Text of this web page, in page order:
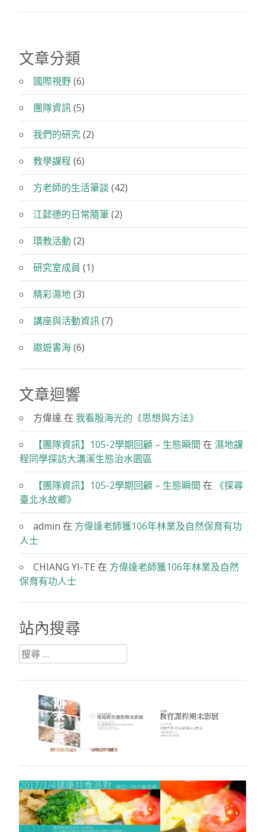
市
山
與
芳
春
茶
行”
文章分類
國際視野(6)
團隊資訊(5)
我們的研究(2)
教學課程 (6)
方老師的生活筆談 (42)
江懿德的日常隨筆(2)
環教活動 (2)
研究室成員 (1)
精彩濕地(3)
講座與活動資訊(7)
遨遊書海(6)
文章迴響
方偉達 在 我看殷海光的《思想與方法》
【團隊資訊】105-2學期回顧 – 生態瞬間 在 濕地課
程同學探訪大溝溪生態治水園區
【團隊資訊】105-2學期回顧 – 生態瞬間 在 《探尋
臺北水故鄉》
admin 在 方偉達老師獲106年林業及自然保育有功
人士
CHIANG YI-TE 在 方偉達老師獲106年林業及自然
保育有功人士
站內搜尋
搜
尋：